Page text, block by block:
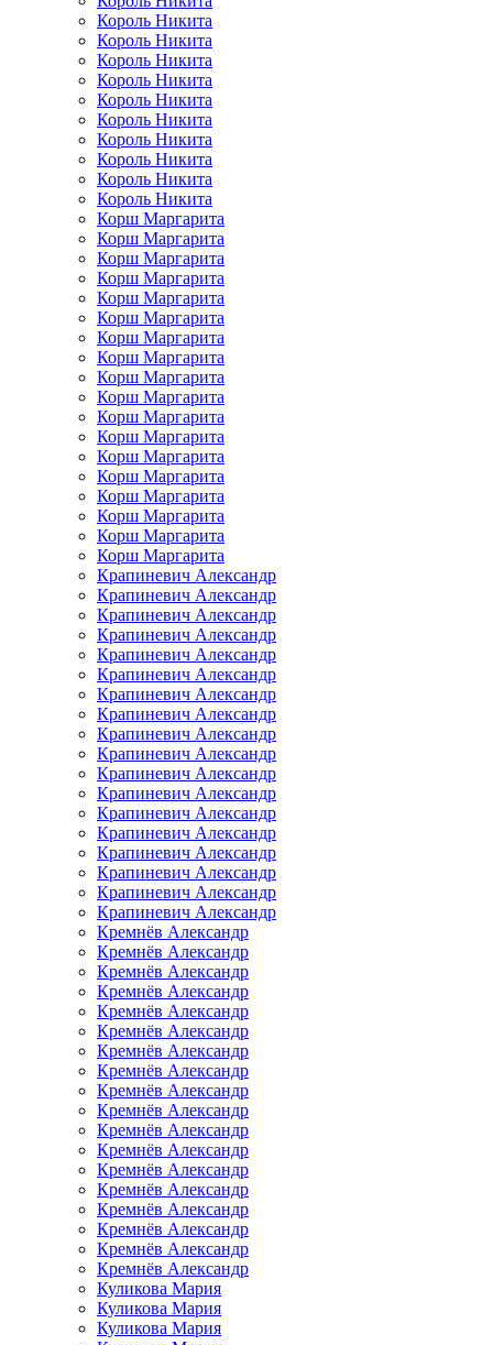
Король Никита
Король Никита
Король Никита
Король Никита
Король Никита
Король Никита
Король Никита
Король Никита
Король Никита
Король Никита
Корш Маргарита
Корш Маргарита
Корш Маргарита
Корш Маргарита
Корш Маргарита
Корш Маргарита
Корш Маргарита
Корш Маргарита
Корш Маргарита
Корш Маргарита
Корш Маргарита
Корш Маргарита
Корш Маргарита
Корш Маргарита
Корш Маргарита
Корш Маргарита
Корш Маргарита
Корш Маргарита
Крапиневич Александр
Крапиневич Александр
Крапиневич Александр
Крапиневич Александр
Крапиневич Александр
Крапиневич Александр
Крапиневич Александр
Крапиневич Александр
Крапиневич Александр
Крапиневич Александр
Крапиневич Александр
Крапиневич Александр
Крапиневич Александр
Крапиневич Александр
Крапиневич Александр
Крапиневич Александр
Крапиневич Александр
Крапиневич Александр
Кремнёв Александр
Кремнёв Александр
Кремнёв Александр
Кремнёв Александр
Кремнёв Александр
Кремнёв Александр
Кремнёв Александр
Кремнёв Александр
Кремнёв Александр
Кремнёв Александр
Кремнёв Александр
Кремнёв Александр
Кремнёв Александр
Кремнёв Александр
Кремнёв Александр
Кремнёв Александр
Кремнёв Александр
Кремнёв Александр
Куликова Мария
Куликова Мария
Куликова Мария